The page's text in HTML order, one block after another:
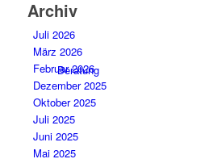
Beratung
Archiv
Juli 2026
März 2026
Februar 2026
Dezember 2025
Oktober 2025
Juli 2025
Juni 2025
Mai 2025